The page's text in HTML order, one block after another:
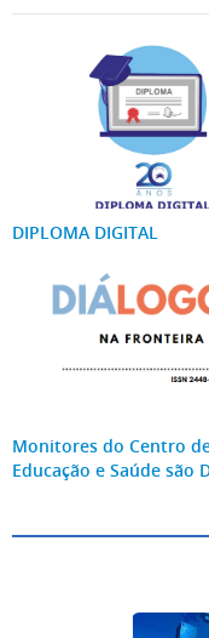
DIPLOMA DIGITAL
Monitores do Centro
Educação e Saúde são